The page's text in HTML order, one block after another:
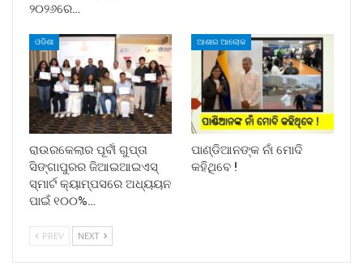
୨୦୨୬ରେ…
ଓଡିଶା
ରାଉରକେଲାର ପୂର୍ବୀ ଗୁପ୍ତା
ସିଙ୍ଗାପୁରର ଜିଆଇଆଇଏସ୍
ସ୍ମାର୍ଟ କ୍ୟାମ୍ପସରେ ଅଧ୍ୟୟନ
ପାଇଁ ୧୦୦%…
ଆଶାର ଆଲୋକ
ପାଣ୍ଡିଆନଙ୍କ ନାଁ ମୋଦି
କହିଥିବେ !
PREV NEXT